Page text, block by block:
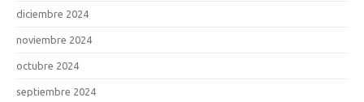
diciembre 2024
noviembre 2024
octubre 2024
septiembre 2024